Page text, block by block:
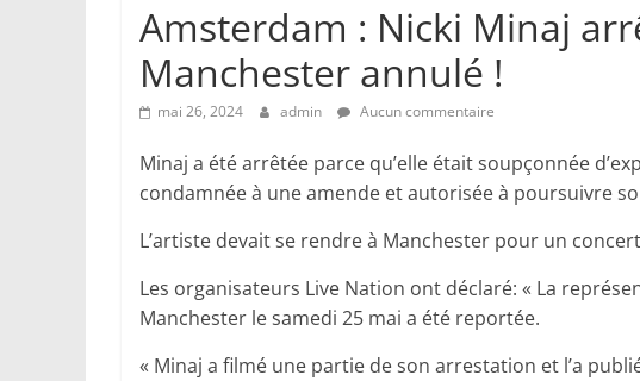
Amsterdam : Nicki Minaj
Manchester annulé !
mai 26, 2024 admin Aucun commentaire
Minaj a été arrêtée parce qu’elle était soupçonnée
condamnée à une amende et autorisée à poursuivre
L’artiste devait se rendre à Manchester pour un
Les organisateurs Live Nation ont déclaré: « La
Manchester le samedi 25 mai a été reportée.
« Minaj a filmé une partie de son arrestation et l’a